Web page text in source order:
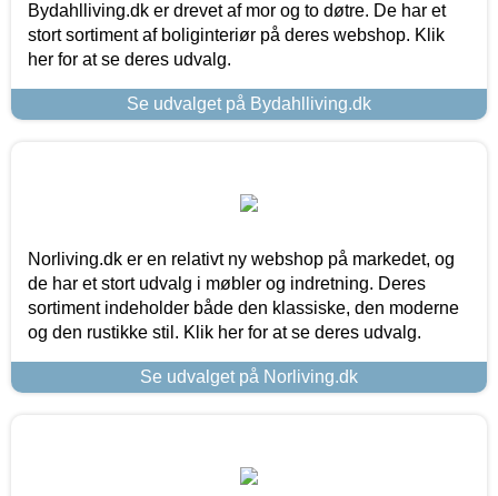
Bydahlliving.dk er drevet af mor og to døtre. De har et
stort sortiment af boliginteriør på deres webshop. Klik
her for at se deres udvalg.
Se udvalget på Bydahlliving.dk
Norliving.dk er en relativt ny webshop på markedet, og
de har et stort udvalg i møbler og indretning. Deres
sortiment indeholder både den klassiske, den moderne
og den rustikke stil. Klik her for at se deres udvalg.
Se udvalget på Norliving.dk